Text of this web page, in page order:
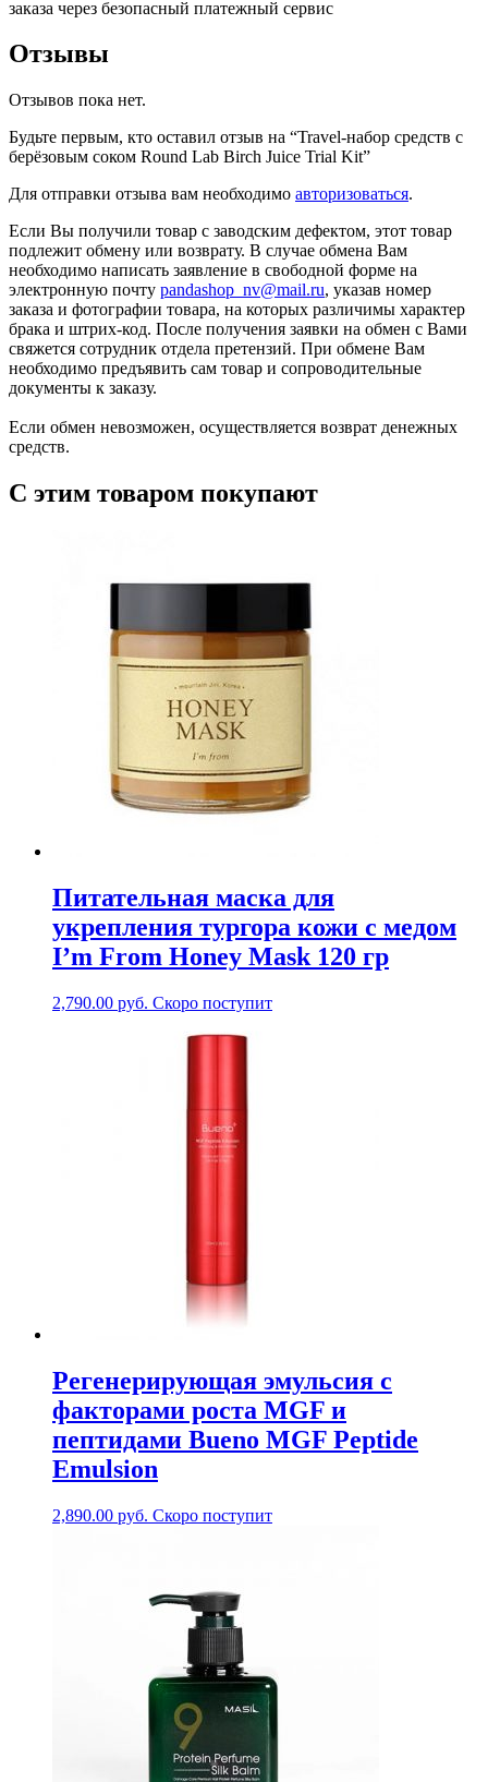
заказа через безопасный платежный сервис
Отзывы
Отзывов пока нет.
Будьте первым, кто оставил отзыв на “Travel-набор средств с
берёзовым соком Round Lab Birch Juice Trial Kit”
Для отправки отзыва вам необходимо авторизоваться.
Если Вы получили товар с заводским дефектом, этот товар
подлежит обмену или возврату. В случае обмена Вам
необходимо написать заявление в свободной форме на
электронную почту pandashop_nv@mail.ru, указав номер
заказа и фотографии товара, на которых различимы характер
брака и штрих-код. После получения заявки на обмен с Вами
свяжется сотрудник отдела претензий. При обмене Вам
необходимо предъявить сам товар и сопроводительные
документы к заказу.
Если обмен невозможен, осуществляется возврат денежных
средств.
С этим товаром покупают
Питательная маска для
укрепления тургора кожи с медом
I’m From Honey Mask 120 гр
2,790.00 руб. Скоро поступит
Регенерирующая эмульсия с
факторами роста MGF и
пептидами Bueno MGF Peptide
Emulsion
2,890.00 руб. Скоро поступит